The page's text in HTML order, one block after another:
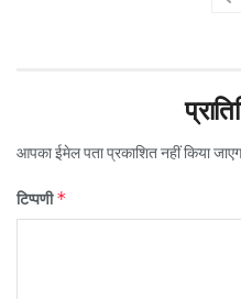
आपका ईमेल पता प्रकाशित नहीं किया
टिप्पणी*